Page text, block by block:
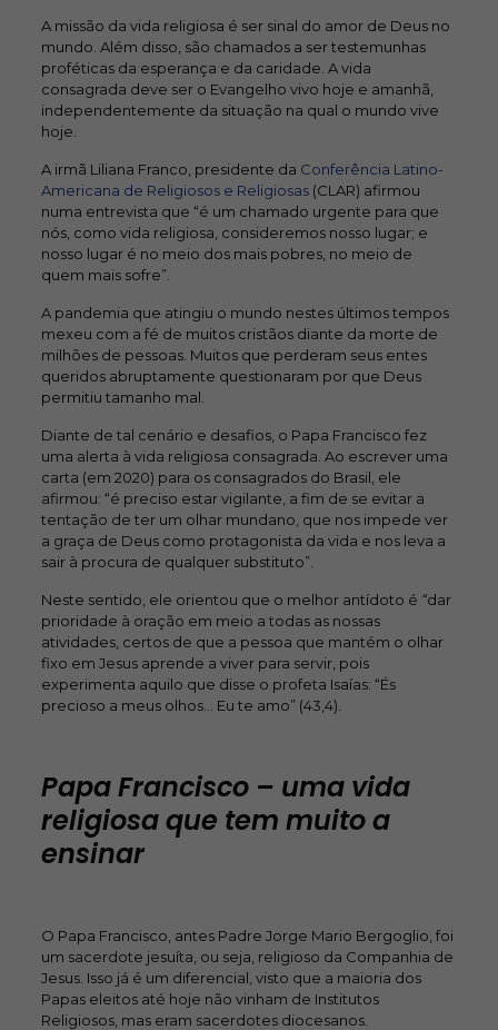
A missão da vida religiosa é ser sinal do amor de Deus no
mundo. Além disso, são chamados a ser testemunhas
proféticas da esperança e da caridade. A vida
consagrada deve ser o Evangelho vivo hoje e amanhã,
independentemente da situação na qual o mundo vive
hoje.
A irmã Liliana Franco, presidente da Conferência Latino-
Americana de Religiosos e Religiosas(CLAR) afirmou
numa entrevista que “é um chamado urgente para que
nós, como vida religiosa, consideremos nosso lugar; e
nosso lugar é no meio dos mais pobres, no meio de
quem mais sofre”.
A pandemia que atingiu o mundo nestes últimos tempos
mexeu com a fé de muitos cristãos diante da morte de
milhões de pessoas. Muitos que perderam seus entes
queridos abruptamente questionaram por que Deus
permitiu tamanho mal.
Diante de tal cenário e desafios, o Papa Francisco fez
uma alerta à vida religiosa consagrada. Ao escrever uma
carta (em 2020) para os consagrados do Brasil, ele
afirmou: “é preciso estar vigilante, a fim de se evitar a
tentação de ter um olhar mundano, que nos impede ver
a graça de Deus como protagonista da vida e nos leva a
sair à procura de qualquer substituto”.
Neste sentido, ele orientou que o melhor antídoto é “dar
prioridade à oração em meio a todas as nossas
atividades, certos de que a pessoa que mantém o olhar
fixo em Jesus aprende a viver para servir, pois
experimenta aquilo que disse o profeta Isaías: “És
precioso a meus olhos… Eu te amo” (43,4).
Papa Francisco – uma vida
religiosa que tem muito a
ensinar
O Papa Francisco, antes Padre Jorge Mario Bergoglio, foi
um sacerdote jesuíta, ou seja, religioso da Companhia de
Jesus. Isso já é um diferencial, visto que a maioria dos
Papas eleitos até hoje não vinham de Institutos
Religiosos, mas eram sacerdotes diocesanos.